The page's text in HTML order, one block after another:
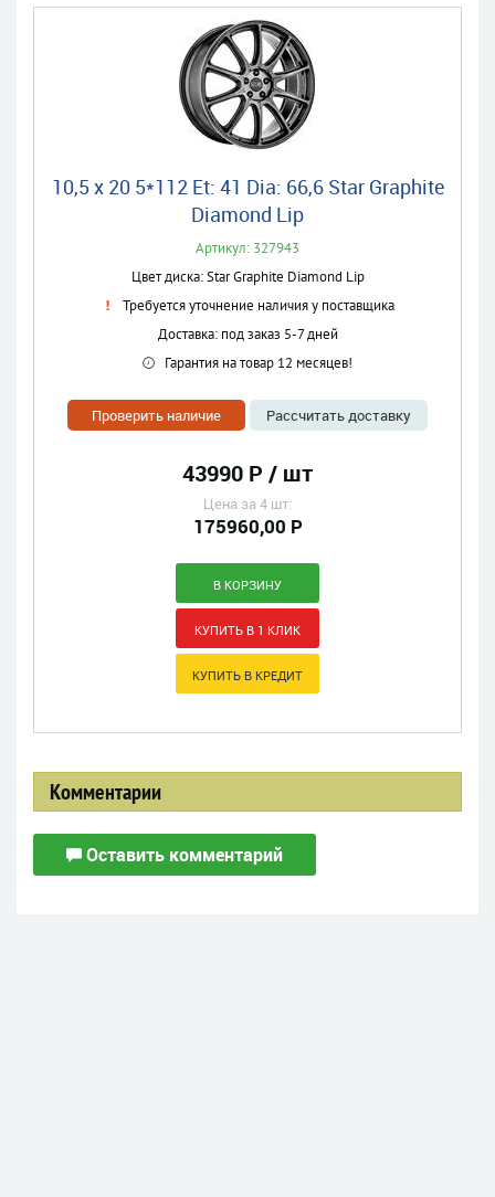
10,5 x 20 5*112 Et: 41 Dia: 66,6 Star Graphite
Diamond Lip
Артикул: 327943
Цвет диска: Star Graphite Diamond Lip
Требуется уточнение наличия у поставщика
Доставка: под заказ 5-7 дней
Гарантия на товар 12 месяцев!
Проверить наличие Рассчитать доставку
43990 Р / шт
Цена за 4 шт:
175960,00 Р
Комментарии
Оставить комментарий